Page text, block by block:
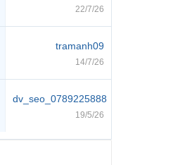
22/7/26
tramanh09
14/7/26
dv_seo_0789225888
19/5/26